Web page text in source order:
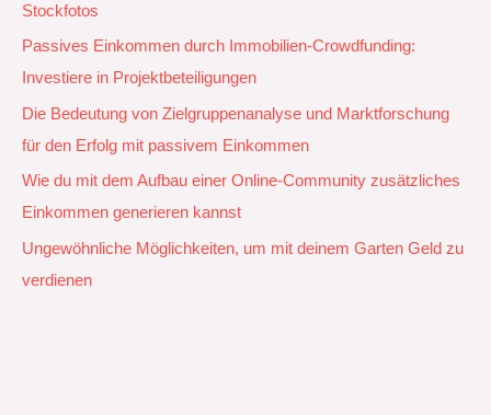
Stockfotos
Passives Einkommen durch Immobilien-Crowdfunding:
Investiere in Projektbeteiligungen
Die Bedeutung von Zielgruppenanalyse und Marktforschung
für den Erfolg mit passivem Einkommen
Wie du mit dem Aufbau einer Online-Community zusätzliches
Einkommen generieren kannst
Ungewöhnliche Möglichkeiten, um mit deinem Garten Geld zu
verdienen